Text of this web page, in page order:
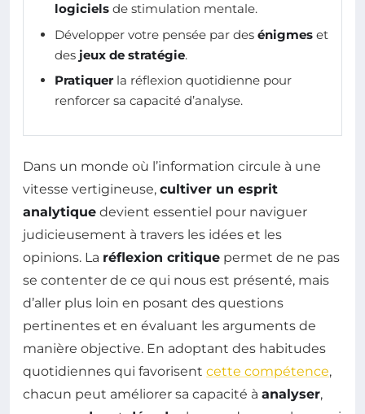
logiciels de stimulation mentale.
Développer votre pensée par des énigmes et
des jeux de stratégie.
Pratiquer la réflexion quotidienne pour
renforcer sa capacité d’analyse.
Dans un monde où l’information circule à une
vitesse vertigineuse, cultiver un esprit
analytique devient essentiel pour naviguer
judicieusement à travers les idées et les
opinions. La réflexion critique permet de ne pas
se contenter de ce qui nous est présenté, mais
d’aller plus loin en posant des questions
pertinentes et en évaluant les arguments de
manière objective. En adoptant des habitudes
quotidiennes qui favorisent cette compétence,
chacun peut améliorer sa capacité à analyser,